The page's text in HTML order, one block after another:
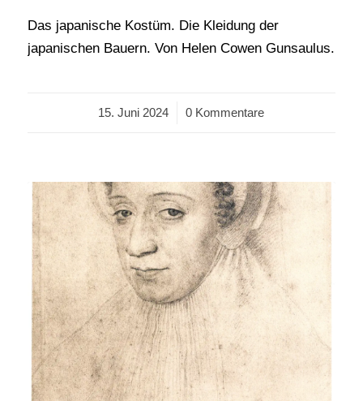
Das japanische Kostüm. Die Kleidung der
japanischen Bauern. Von Helen Cowen Gunsaulus.
15. Juni 2024
/ 0 Kommentare